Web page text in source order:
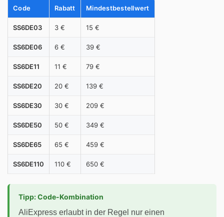
Code Rabatt Mindestbestellwert
SS6DE03 3 € 15 €
SS6DE06 6 € 39 €
SS6DE11 11 € 79 €
SS6DE20 20 € 139 €
SS6DE30 30 € 209 €
SS6DE50 50 € 349 €
SS6DE65 65 € 459 €
SS6DE110 110 € 650 €
Tipp: Code-Kombination
AliExpress erlaubt in der Regel nur einen